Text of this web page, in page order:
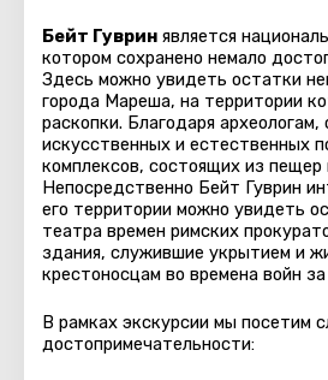
Бейт Гуврин является
котором сохранено немало
Здесь можно увидеть остатки
города Мареша, на территории
раскопки. Благодаря археологам,
искусственных и естественных
комплексов, состоящих из пещер
Непосредственно Бейт Гуврин
его территории можно увидеть
театра времен римских
здания, служившие укрытием и
крестоносцам во времена войн
В рамках экскурсии мы посетим
достопримечательности: